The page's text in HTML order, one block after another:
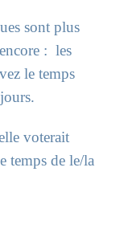
sont plus
: les
le temps
voterait
temps de le/la